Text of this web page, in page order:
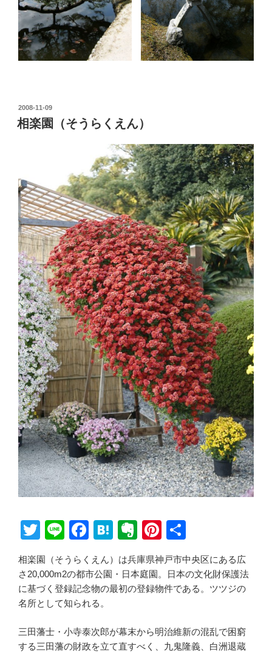
投
稿
日:
2008-11-09
相楽園（そうらくえん）
T
wi
tt
er
Li
n
e
F
c
e
b
o
o
H
e
n
E
v
er
n
e
Pi
nt
er
e
有
相楽園（そうらくえん）は兵庫県神戸市中央区にある広
さ20,000m2の都市公園・日本庭園。日本の文化財保護法
に基づく登録記念物の最初の登録物件である。ツツジの
名所として知られる。
三田藩士・小寺泰次郎が幕末から明治維新の混乱で困窮
する三田藩の財政を立て直すべく、九鬼隆義、白洲退蔵